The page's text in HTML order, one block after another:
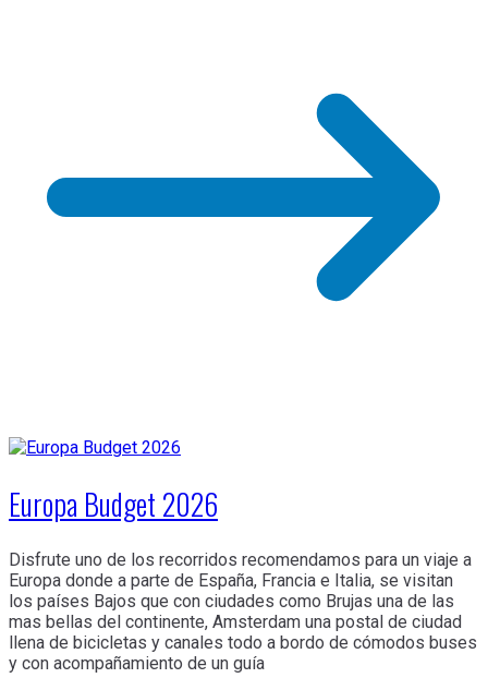
Europa Budget 2026
Disfrute uno de los recorridos recomendamos para un viaje a
Europa donde a parte de España, Francia e Italia, se visitan
los países Bajos que con ciudades como Brujas una de las
mas bellas del continente, Amsterdam una postal de ciudad
llena de bicicletas y canales todo a bordo de cómodos buses
y con acompañamiento de un guía